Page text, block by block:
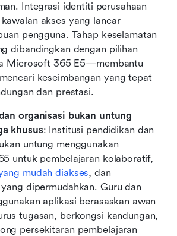
Integrasi identiti perusahaan
akses yang lancar
pengguna. Tahap keselamatan
dibandingkan dengan pilihan
Microsoft 365 E5—membantu
keseimbangan yang tepat
dan prestasi.
organisasi bukan untung
khusus: Institusi pendidikan dan
untung menggunakan
mudah diakses, dan
dipermudahkan. Guru dan
aplikasi berasaskan awan
tugasan, berkongsi kandungan,
persekitaran pembelajaran